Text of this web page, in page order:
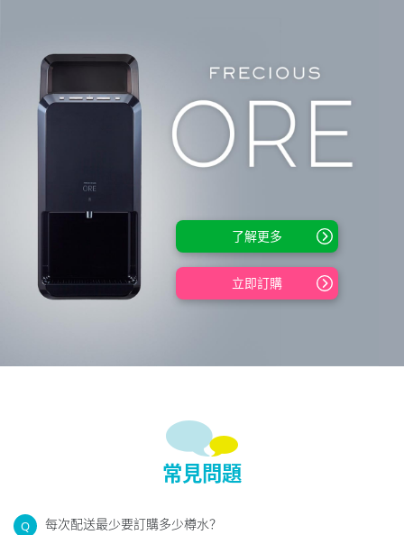
了解更多
立即訂購
常見問題
Q 每次配送最少要訂購多少樽水？